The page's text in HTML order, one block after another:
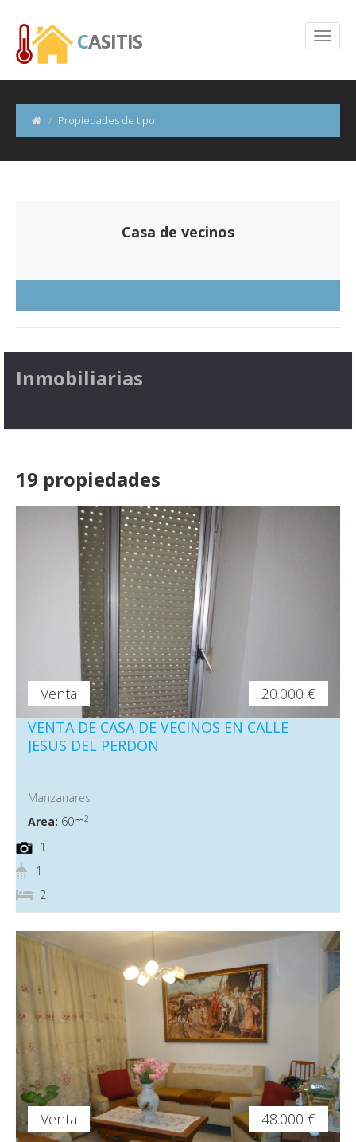
CASITIS
Propiedades de tipo
Casa de vecinos
Inmobiliarias
19 propiedades
Venta
20.000 €
VENTA DE CASA DE VECINOS EN CALLE
JESUS DEL PERDON
Manzanares
Area: 60m2
1
1
2
Venta
48.000 €